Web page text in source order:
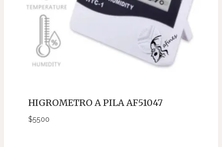
HIGROMETRO A PILA AF51047
$5500